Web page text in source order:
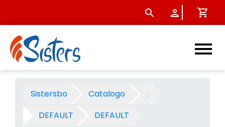
COMIX 2008 PANINI -
Sistersbo Catalogo
.
DEFAULT
DEFAULT